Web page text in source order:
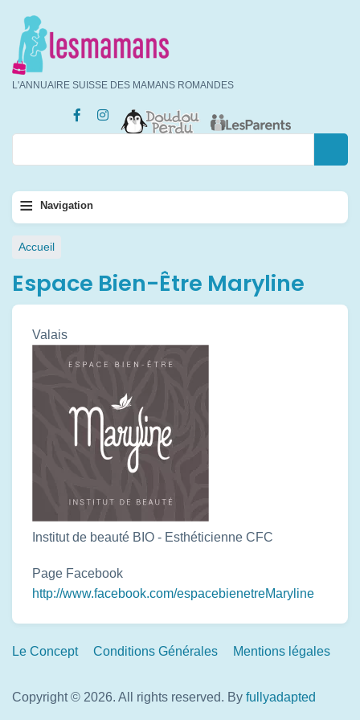
contenu
principal
L'ANNUAIRE SUISSE DES MAMANS ROMANDES
Rechercher
Navigation
principale
≡ Navigation
Fil
Accueil
Espace Bien-Être Maryline
Valais
Institut de beauté BIO - Esthéticienne CFC
Page Facebook
http://www.facebook.com/espacebienetreMaryline
Footer
Le Concept Conditions Générales Mentions légales
Copyright © 2026. All rights reserved. By fullyadapted